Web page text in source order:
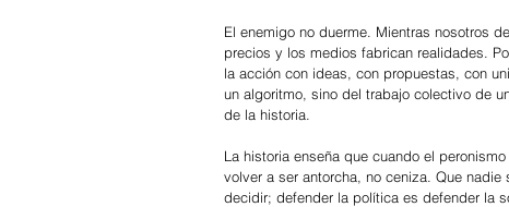
El enemigo no duerme. Mientras nosotros
precios y los medios fabrican realidades.
la acción con ideas, con propuestas, con
un algoritmo, sino del trabajo colectivo de
de la historia.
La historia enseña que cuando el
volver a ser antorcha, no ceniza. Que
decidir; defender la política es defender la